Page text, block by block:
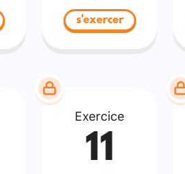
s'exercer
Exercice
11